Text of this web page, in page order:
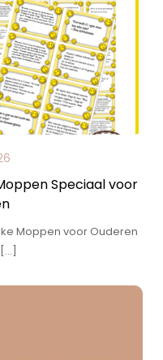
Speciaal voor
Moppen voor Ouderen